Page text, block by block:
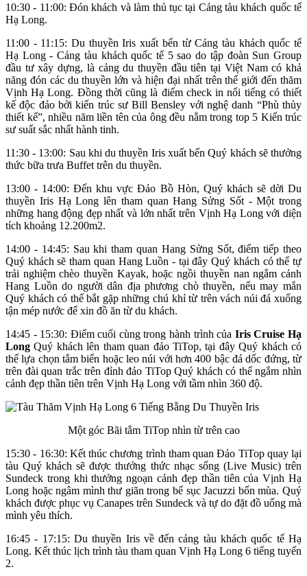
10:30 - 11:00: Đón khách và làm thủ tục tại Cảng tàu khách quốc tế
Hạ Long.
11:00 - 11:15: Du thuyền Iris xuất bến từ Cảng tàu khách quốc tế
Hạ Long - Cảng tàu khách quốc tế 5 sao do tập đoàn Sun Group
đầu tư xây dựng, là cảng du thuyền đầu tiên tại Việt Nam có khả
năng đón các du thuyền lớn và hiện đại nhất trên thế giới đến thăm
Vịnh Hạ Long. Đồng thời cũng là điểm check in nổi tiếng có thiết
kế độc đáo bởi kiến trúc sư Bill Bensley với nghệ danh “Phù thủy
thiết kế”, nhiều năm liền tên của ông đều nằm trong top 5 Kiến trúc
sư suất sắc nhất hành tinh.
11:30 - 13:00: Sau khi du thuyền Iris xuất bến Quý khách sẽ thưởng
thức bữa trưa Buffet trên du thuyền.
13:00 - 14:00: Đến khu vực Đảo Bồ Hòn, Quý khách sẽ dời Du
thuyền Iris Hạ Long lên tham quan Hang Sửng Sốt - Một trong
những hang động đẹp nhất và lớn nhất trên Vịnh Hạ Long với diện
tích khoảng 12.200m2.
14:00 - 14:45: Sau khi tham quan Hang Sửng Sốt, điểm tiếp theo
Quý khách sẽ tham quan Hang Luồn - tại đây Quý khách có thể tự
trải nghiệm chèo thuyền Kayak, hoặc ngồi thuyền nan ngắm cảnh
Hang Luồn do người dân địa phương chò thuyền, nếu may mắn
Quý khách có thể bắt gặp những chú khỉ từ trên vách núi đá xuống
tận mép nước để xin đồ ăn từ du khách.
14:45 - 15:30: Điểm cuối cùng trong hành trình của Iris Cruise Hạ
Long Quý khách lên tham quan đảo TiTop, tại đây Quý khách có
thể lựa chọn tắm biển hoặc leo núi với hơn 400 bậc đá dốc đứng, từ
trên đài quan trắc trên đỉnh đảo TiTop Quý khách có thể ngắm nhìn
cảnh đẹp thần tiên trên Vịnh Hạ Long với tầm nhìn 360 độ.
Một góc Bãi tắm TiTop nhìn từ trên cao
15:30 - 16:30: Kết thúc chương trình tham quan Đảo TiTop quay lại
tàu Quý khách sẽ được thưởng thức nhạc sống (Live Music) trên
Sundeck trong khi thưởng ngoạn cảnh đẹp thần tiên của Vịnh Hạ
Long hoặc ngâm mình thư giãn trong bể sục Jacuzzi bốn mùa. Quý
khách được phục vụ Canapes trên Sundeck và tự do đặt đồ uống mà
mình yêu thích.
16:45 - 17:15: Du thuyền Iris về đến cảng tàu khách quốc tế Hạ
Long. Kết thúc lịch trình tàu tham quan Vịnh Hạ Long 6 tiếng tuyến
2.